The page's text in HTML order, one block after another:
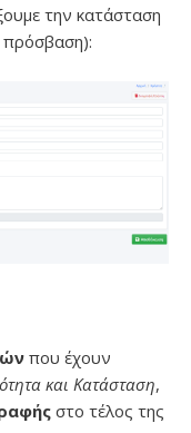
την κατάσταση
πρόσβαση):
που έχουν
και Κατάσταση,
στο τέλος της